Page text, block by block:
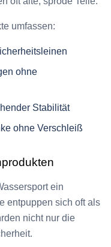
umfassen:
ohne
Stabilität
ohne Verschleiß
ein
entpuppen sich oft als
nicht nur die